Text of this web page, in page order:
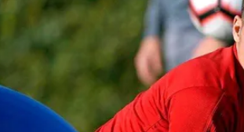
Clubs
Classement
Paris sportifs